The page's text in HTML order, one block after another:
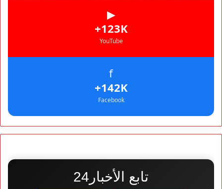
▶
+123K
YouTube
f
+142K
Facebook
تابع الأخبار24